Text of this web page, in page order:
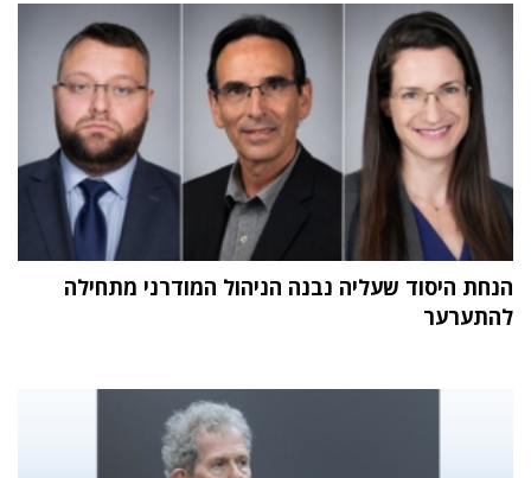
הנחת היסוד שעליה נבנה הניהול המודרני מתחילה
להתערער